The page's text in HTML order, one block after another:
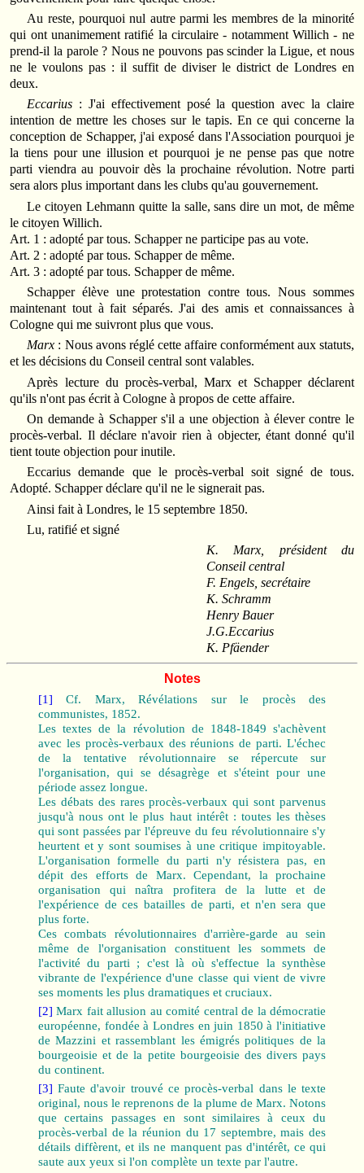
Au reste, pourquoi nul autre parmi les membres de la minorité
qui ont unanimement ratifié la circulaire ‑ notamment Willich ‑ ne
prend-il la parole ? Nous ne pouvons pas scinder la Ligue, et nous
ne le voulons pas : il suffit de diviser le district de Londres en
deux.
Eccarius : J'ai effectivement posé la question avec la claire
intention de mettre les choses sur le tapis. En ce qui concerne la
conception de Schapper, j'ai exposé dans l'Association pourquoi je
la tiens pour une illusion et pourquoi je ne pense pas que notre
parti viendra au pouvoir dès la prochaine révolution. Notre parti
sera alors plus important dans les clubs qu'au gouvernement.
Le citoyen Lehmann quitte la salle, sans dire un mot, de même
le citoyen Willich.
Art. 1 : adopté par tous. Schapper ne participe pas au vote.
Art. 2 : adopté par tous. Schapper de même.
Art. 3 : adopté par tous. Schapper de même.
Schapper élève une protestation contre tous. Nous sommes
maintenant tout à fait séparés. J'ai des amis et connaissances à
Cologne qui me suivront plus que vous.
Marx : Nous avons réglé cette affaire conformément aux statuts,
et les décisions du Conseil central sont valables.
Après lecture du procès-verbal, Marx et Schapper déclarent
qu'ils n'ont pas écrit à Cologne à propos de cette affaire.
On demande à Schapper s'il a une objection à élever contre le
procès-verbal. Il déclare n'avoir rien à objecter, étant donné qu'il
tient toute objection pour inutile.
Eccarius demande que le procès-verbal soit signé de tous.
Adopté. Schapper déclare qu'il ne le signerait pas.
Ainsi fait à Londres, le 15 septembre 1850.
Lu, ratifié et signé
K. Marx, président du
Conseil central
F. Engels, secrétaire
K. Schramm
Henry Bauer
J.G.Eccarius
K. Pfäender
Notes
[1] Cf. Marx, Révélations sur le procès des
communistes, 1852.
Les textes de la révolution de 1848‑1849 s'achèvent
avec les procès-verbaux des réunions de parti. L'échec
de la tentative révolutionnaire se répercute sur
l'organisation, qui se désagrège et s'éteint pour une
période assez longue.
Les débats des rares procès-verbaux qui sont parvenus
jusqu'à nous ont le plus haut intérêt : toutes les thèses
qui sont passées par l'épreuve du feu révolutionnaire s'y
heurtent et y sont soumises à une critique impitoyable.
L'organisation formelle du parti n'y résistera pas, en
dépit des efforts de Marx. Cependant, la prochaine
organisation qui naîtra profitera de la lutte et de
l'expérience de ces batailles de parti, et n'en sera que
plus forte.
Ces combats révolutionnaires d'arrière-garde au sein
même de l'organisation constituent les sommets de
l'activité du parti ; c'est là où s'effectue la synthèse
vibrante de l'expérience d'une classe qui vient de vivre
ses moments les plus dramatiques et cruciaux.
[2] Marx fait allusion au comité central de la démocratie
européenne, fondée à Londres en juin 1850 à l'initiative
de Mazzini et rassemblant les émigrés politiques de la
bourgeoisie et de la petite bourgeoisie des divers pays
du continent.
[3] Faute d'avoir trouvé ce procès-verbal dans le texte
original, nous le reprenons de la plume de Marx. Notons
que certains passages en sont similaires à ceux du
procès-verbal de la réunion du 17 septembre, mais des
détails diffèrent, et ils ne manquent pas d'intérêt, ce qui
saute aux yeux si l'on complète un texte par l'autre.